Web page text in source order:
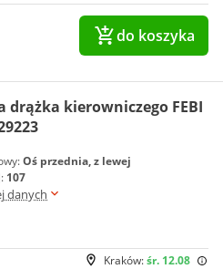
do koszyka
drążka kierowniczego FEBI
Oś przednia, z lewej
107
danych
Kraków:śr. 12.08